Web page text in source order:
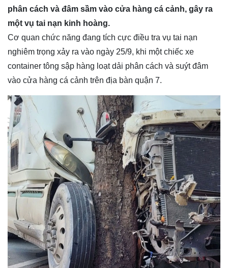
phân cách và đâm sầm vào cửa hàng cá cảnh, gây ra
một vụ tai nạn kinh hoàng.
Cơ quan chức năng đang tích cực điều tra vụ tai nạn
nghiêm trọng xảy ra vào ngày 25/9, khi một chiếc xe
container tông sập hàng loạt dải phân cách và suýt đâm
vào cửa hàng cá cảnh trên địa bàn quận 7.